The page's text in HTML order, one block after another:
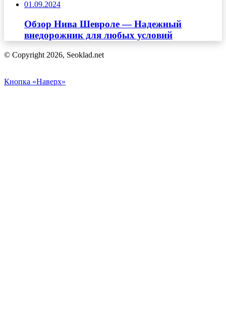
01.09.2024
Обзор Нива Шевроле — Надежный
внедорожник для любых условий
© Copyright 2026, Seoklad.net
Кнопка «Наверх»